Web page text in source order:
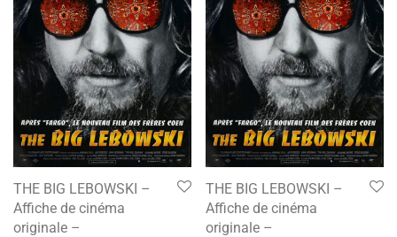
THE BIG LEBOWSKI –
Affiche de cinéma
originale –
THE BIG LEBOWSKI –
Affiche de cinéma
originale –